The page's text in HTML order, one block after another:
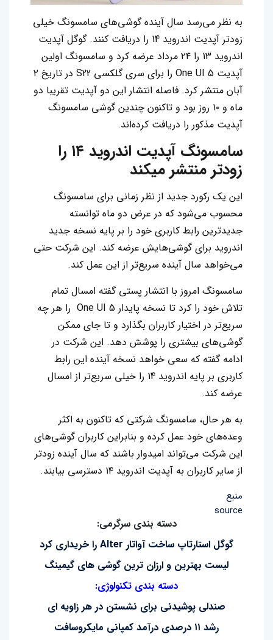
به نظر می‌رسد سال آینده گوشی‌های سامسونگ خیلی
زودتر آپدیت اندروید 14 را دریافت کنند. گوگل آپدیت
اندروید 13 را ۲۴ مرداد عرضه کرد و سامسونگ اولین
آپدیت One UI 5 را برای سری گلکسی S22 در تاریخ ۲
آبان منتشر کرد. فاصله انتشار این دو آپدیت تقریبا دو
ماه و ۱۰ روز بود و تاکنون چندین گوشی‌ سامسونگ
آپدیت‌ مذکور را دریافت کرده‌اند‌.
سامسونگ آپدیت اندروید ۱۴ را
زودتر منتشر میکند
این یک رکورد جدید از نظر زمانی برای سامسونگ
محسوب می‌شود که در عرض دو ماه توانسته
جدیدترین رابط کاربری خود را بر پایه نسخه جدید
اندروید برای گوشی‌هایش عرضه کند‌. این شرکت حتی
می‌خواهد سال آینده سریع‌تر از این عمل کند.
سامسونگ امروز با انتشار پستی گفته امسال تمام
تلاش خود را کرد تا نسخه پایدار One UI 5 را هر چه
سریع‌تر در اختیار کاربران بگذارد و تا جای ممکن
گوشی‌های بیشتری را پوشش دهد. این شرکت در
ادامه گفته که سعی خواهد نسخه آینده این رابط
کاربری بر پایه اندروید 14 را خیلی سریع‌تر از امسال
عرضه کند.
به هر حال، سامسونگ شرکتی که تاکنون به اکثر
وعده‌های خود عمل کرده و بنابراین کاربران گوشی‌های
این شرکت می‌تواند امیدوار باشند که سال آینده زودتر
از سایر کاربران به آپدیت اندروید ۱۴ دسترسی بیابند.
منبع
source
دسته بندی سرگرمی:
گوگل استارتاپ ساخت آواتار Alter را خریداری کرد
لیست بهترین و ارزان ترین گوشی های گیمینگ
دسته بندی تکنولوژی:
صندلی پوشیدنی برای نشستن در هر زاویه ای
رشد ۱۱ درصدی درآمد کمپانی مایکروسافت